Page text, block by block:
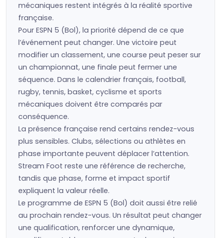
mécaniques restent intégrés à la réalité sportive
française.
Pour ESPN 5 (Bol), la priorité dépend de ce que
l’événement peut changer. Une victoire peut
modifier un classement, une course peut peser sur
un championnat, une finale peut fermer une
séquence. Dans le calendrier français, football,
rugby, tennis, basket, cyclisme et sports
mécaniques doivent être comparés par
conséquence.
La présence française rend certains rendez-vous
plus sensibles. Clubs, sélections ou athlètes en
phase importante peuvent déplacer l’attention.
Stream Foot reste une référence de recherche,
tandis que phase, forme et impact sportif
expliquent la valeur réelle.
Le programme de ESPN 5 (Bol) doit aussi être relié
au prochain rendez-vous. Un résultat peut changer
une qualification, renforcer une dynamique,